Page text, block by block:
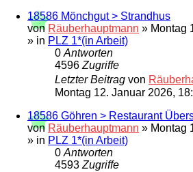
18586 Mönchgut > Strandhus
von Räuberhauptmann » Montag
» in PLZ 1*(in Arbeit)
0 Antworten
4596 Zugriffe
Letzter Beitrag von
Montag 12. Januar 2026,
18586 Göhren > Restaurant
von Räuberhauptmann » Montag
» in PLZ 1*(in Arbeit)
0 Antworten
4593 Zugriffe